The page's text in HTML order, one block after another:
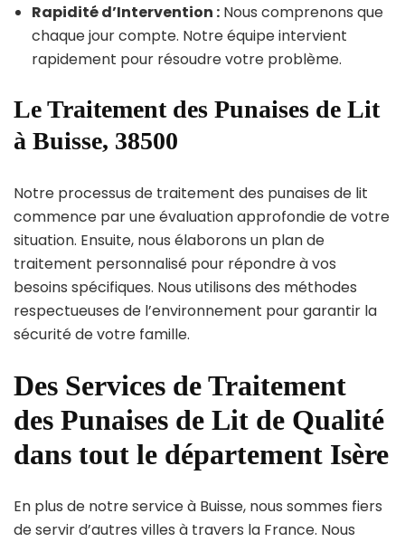
Rapidité d’Intervention : Nous comprenons que
chaque jour compte. Notre équipe intervient
rapidement pour résoudre votre problème.
Le Traitement des Punaises de Lit
à Buisse, 38500
Notre processus de traitement des punaises de lit
commence par une évaluation approfondie de votre
situation. Ensuite, nous élaborons un plan de
traitement personnalisé pour répondre à vos
besoins spécifiques. Nous utilisons des méthodes
respectueuses de l’environnement pour garantir la
sécurité de votre famille.
Des Services de Traitement
des Punaises de Lit de Qualité
dans tout le département Isère
En plus de notre service à Buisse, nous sommes fiers
de servir d’autres villes à travers la France. Nous